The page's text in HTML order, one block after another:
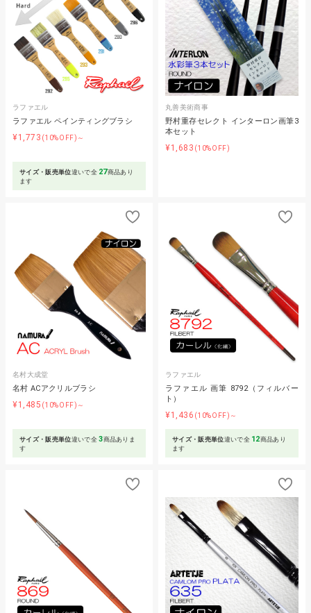
ラファエル
ラファエル ペインティングブラシ
¥1,773 (10%OFF)～
サイズ・販売単位違いで全 27商品あり
ます
丸善美術商事
野村重存セレクト インターロン画筆3
本セット
¥1,683 (10%OFF)
名村大成堂
名村 ACアクリルブラシ
¥1,485 (10%OFF)～
サイズ・販売単位違いで全3商品ありま
す
ラファエル
ラファエル 画筆 8792（フィルバー
ト）
¥1,436 (10%OFF)～
サイズ・販売単位違いで全 12商品あり
ます